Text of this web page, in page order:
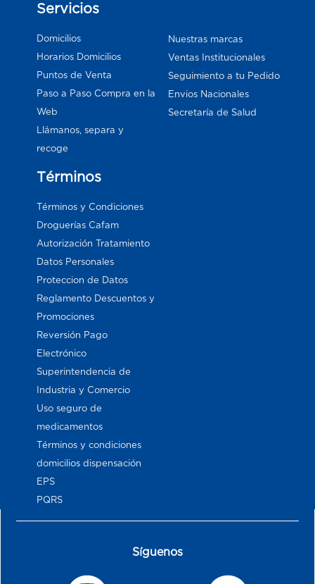
Servicios
Domicilios
Horarios Domicilios
Puntos de Venta
Paso a Paso Compra en la
Web
Llámanos, separa y
recoge
Nuestras marcas
Ventas Institucionales
Seguimiento a tu Pedido
Envios Nacionales
Secretaría de Salud
Términos
Términos y Condiciones
Droguerías Cafam
Autorización Tratamiento
Datos Personales
Proteccion de Datos
Reglamento Descuentos y
Promociones
Reversión Pago
Electrónico
Superintendencia de
Industria y Comercio
Uso seguro de
medicamentos
Términos y condiciones
domicilios dispensación
EPS
PQRS
Síguenos